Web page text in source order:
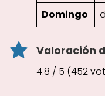
Domingo
Valoración
4.8 / 5 (452